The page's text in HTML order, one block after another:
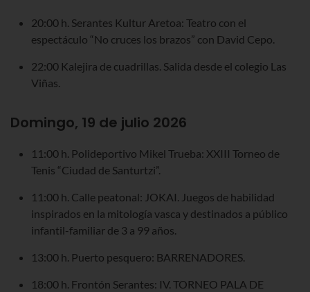
20:00 h. Serantes Kultur Aretoa: Teatro con el
espectáculo “No cruces los brazos” con David Cepo.
22:00 Kalejira de cuadrillas. Salida desde el colegio Las
Viñas.
Domingo, 19 de julio 2026
11:00 h. Polideportivo Mikel Trueba: XXIII Torneo de
Tenis “Ciudad de Santurtzi”.
11:00 h. Calle peatonal: JOKAI. Juegos de habilidad
inspirados en la mitología vasca y destinados a público
infantil-familiar de 3 a 99 años.
13:00 h. Puerto pesquero: BARRENADORES.
18:00 h. Frontón Serantes: IV. TORNEO PALA DE